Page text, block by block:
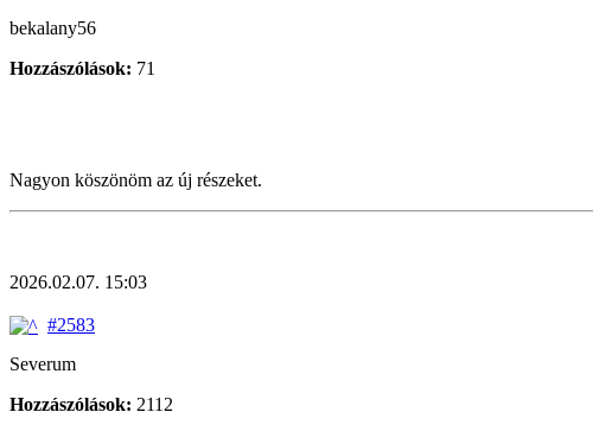
bekalany56
Hozzászólások: 71
Nagyon köszönöm az új részeket.
2026.02.07. 15:03
#2583
Severum
Hozzászólások: 2112